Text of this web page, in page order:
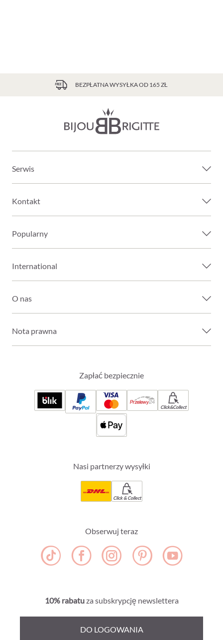
BEZPŁATNA WYSYŁKA OD 165 ZŁ
Serwis
Kontakt
Popularny
International
O nas
Nota prawna
Zapłać bezpiecznie
Click&Collect
Nasi partnerzy wysyłki
Click & Collect
Obserwuj teraz
10% rabatuza subskrypcję newslettera
DO LOGOWANIA